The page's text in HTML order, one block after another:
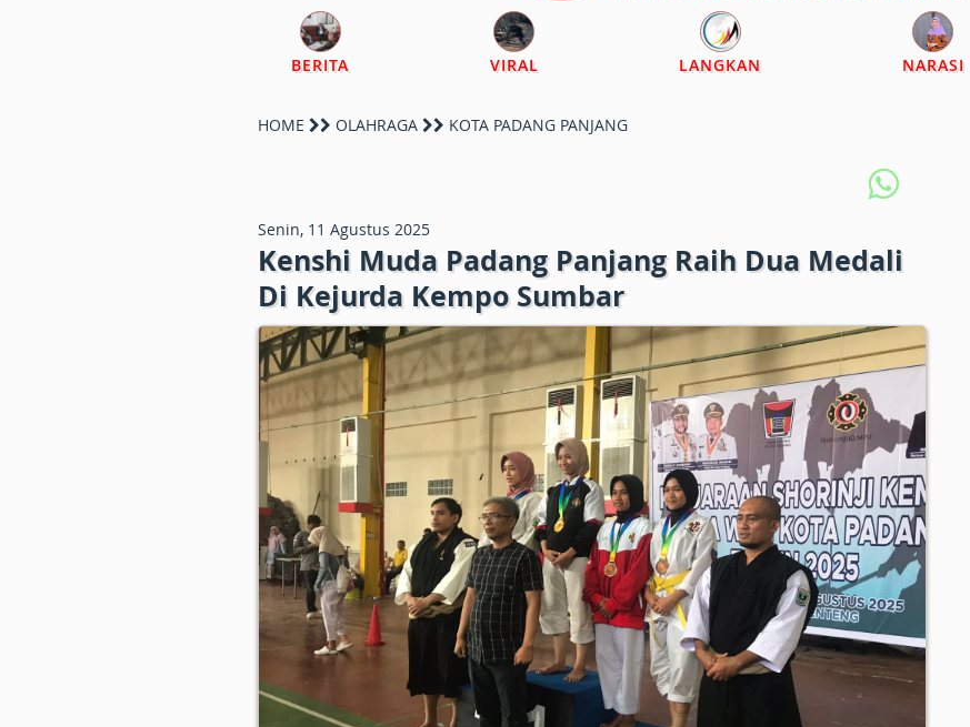
BERITA VIRAL LANGKAN NARASI
HOME OLAHRAGA KOTA PADANG PANJANG
Senin, 11 Agustus 2025
Kenshi Muda Padang Panjang Raih Dua Medali
Di Kejurda Kempo Sumbar